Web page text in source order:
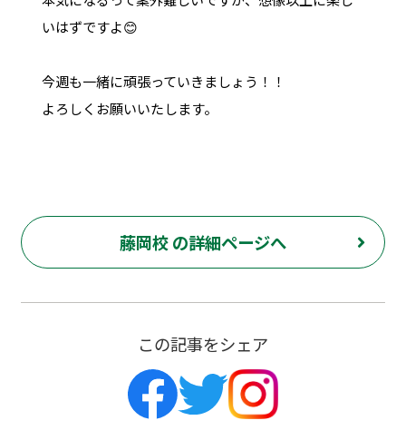
いはずですよ😊
今週も一緒に頑張っていきましょう！！
よろしくお願いいたします。
藤岡校 の詳細ページへ
この記事をシェア